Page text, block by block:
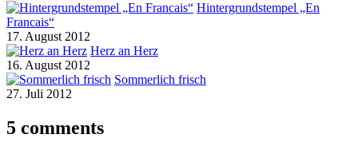
Hintergrundstempel „En
Francais“
17. August 2012
Herz an Herz
16. August 2012
Sommerlich frisch
27. Juli 2012
5 comments